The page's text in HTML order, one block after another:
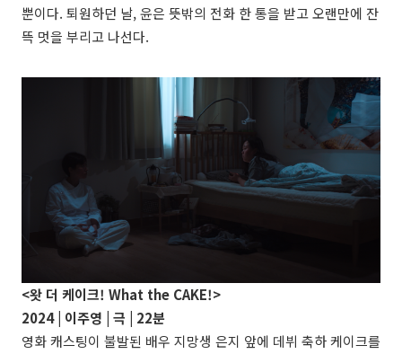
뿐이다. 퇴원하던 날, 윤은 뜻밖의 전화 한 통을 받고 오랜만에 잔
뜩 멋을 부리고 나선다.
<왓 더 케이크! What the CAKE!>
2024 | 이주영 | 극 | 22분
영화 캐스팅이 불발된 배우 지망생 은지 앞에 데뷔 축하 케이크를